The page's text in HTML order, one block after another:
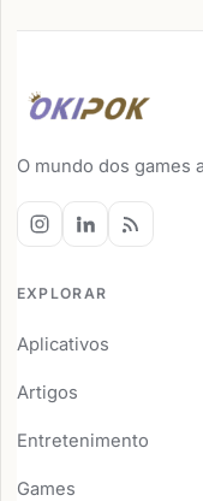
O mundo dos games
EXPLORAR
Aplicativos
Artigos
Entretenimento
Games